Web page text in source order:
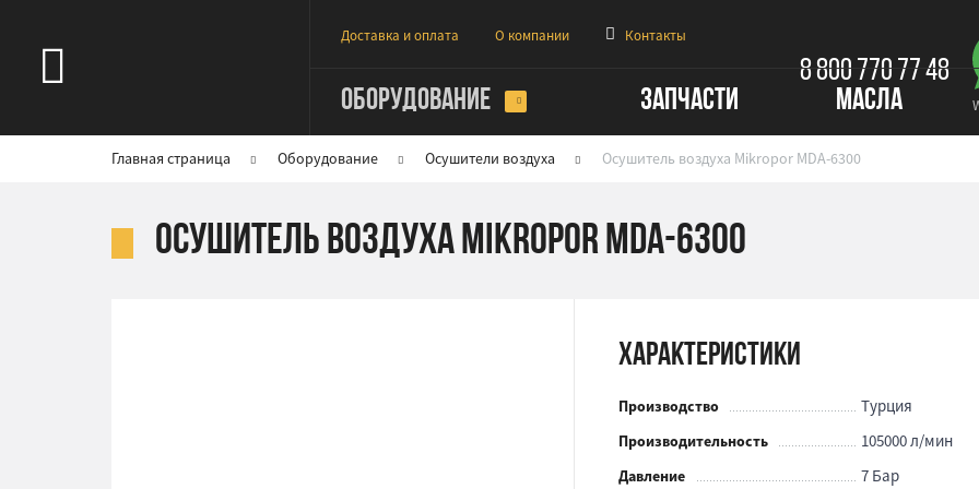
Доставка и оплата О компании Контакты
8 800 770 77 48
ОБОРУДОВАНИЕ ЗАПЧАСТИ МАСЛА
Главная страница Оборудование Осушители воздуха Осушитель воздуха Mikropor MDA-6300
Осушитель воздуха Mikropor MDA-6300
Характеристики
Производство Турция
Производительность 105000 л/мин
Давление 7 Бар